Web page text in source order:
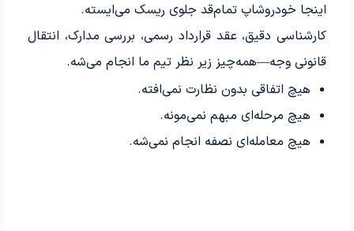
اینجا خودروشاپ تمام‌قد جلوی ریسک می‌ایسته.
کارشناسی دقیق، عقد قرارداد رسمی، بررسی مدارک، انتقال
قانونی وجه—همه‌چیز زیر نظر تیم ما انجام می‌شه.
هیچ اتفاقی بدون نظارت نمی‌افته.
هیچ مرحله‌ای مبهم نمی‌مونه.
هیچ معامله‌ای نصفه انجام نمی‌شه.